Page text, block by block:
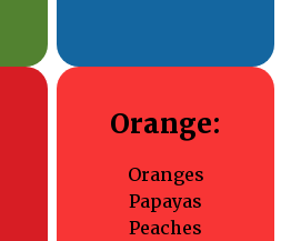
Orange:
Oranges
Papayas
Peaches